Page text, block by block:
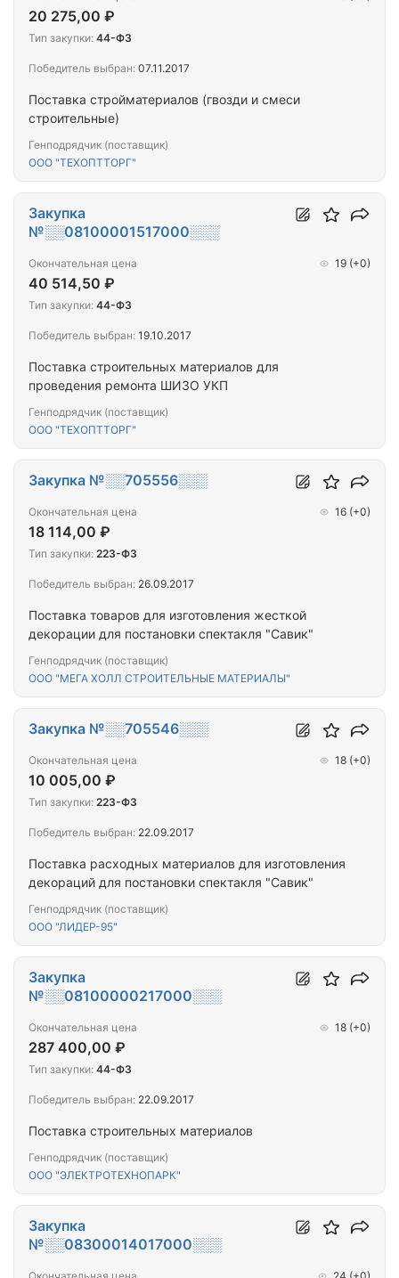
Поставка стройматериалов (гвозди и смеси
строительные)
Генподрядчик (поставщик)
ООО "ТЕХОПТТОРГ"
20 275,00 ₽
Тип закупки: 44-ФЗ
Победитель выбран: 07.11.2017
Поставка строительных материалов для
проведения ремонта ШИЗО УКП
Генподрядчик (поставщик)
ООО "ТЕХОПТТОРГ"
Закупка
№░░08100001517000░░░
Окончательная цена
40 514,50 ₽
19 (+0)
Тип закупки: 44-ФЗ
Победитель выбран: 19.10.2017
Поставка товаров для изготовления жесткой
декорации для постановки спектакля "Савик"
Генподрядчик (поставщик)
ООО "МЕГА ХОЛЛ СТРОИТЕЛЬНЫЕ МАТЕРИАЛЫ"
Закупка №░░705556░░░
Окончательная цена
18 114,00 ₽
16 (+0)
Тип закупки: 223-ФЗ
Победитель выбран: 26.09.2017
Поставка расходных материалов для изготовления
декораций для постановки спектакля "Савик"
Генподрядчик (поставщик)
ООО "ЛИДЕР-95"
Закупка №░░705546░░░
Окончательная цена
10 005,00 ₽
18 (+0)
Тип закупки: 223-ФЗ
Победитель выбран: 22.09.2017
Поставка строительных материалов
Генподрядчик (поставщик)
ООО "ЭЛЕКТРОТЕХНОПАРК"
Закупка
№░░08100000217000░░░
Окончательная цена
287 400,00 ₽
18 (+0)
Тип закупки: 44-ФЗ
Победитель выбран: 22.09.2017
Закупка
№░░08300014017000░░░